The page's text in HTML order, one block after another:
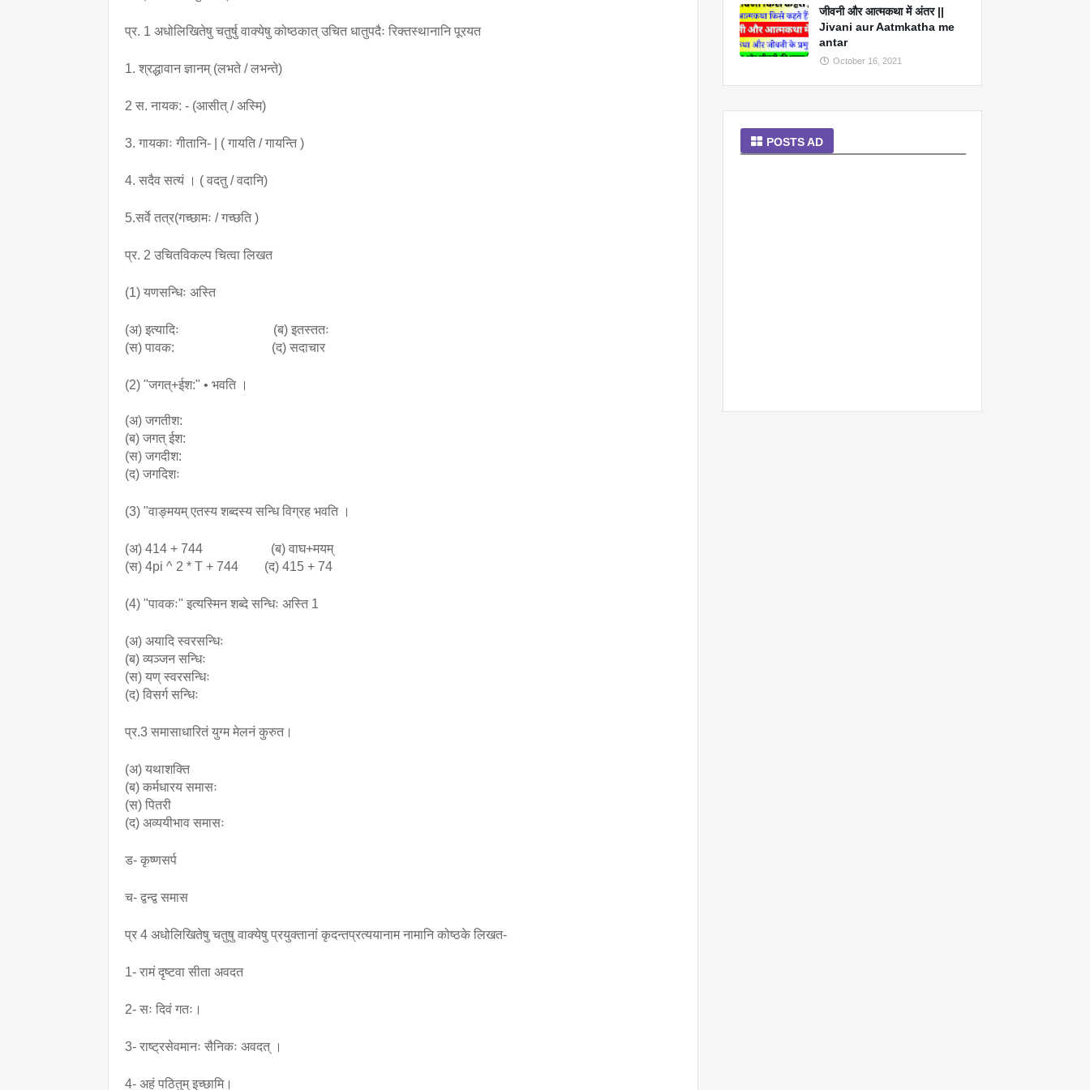
प्र. 1 अधोलिखितेषु चतुर्षु वाक्येषु कोष्ठकात् उचित धातुपदैः रिक्तस्थानानि पूरयत
1. श्रद्धावान ज्ञानम् (लभते / लभन्ते)
2 स. नायक: - (आसीत् / अस्मि)
3. गायकाः गीतानि- | ( गायति / गायन्ति )
4. सदैव सत्यं । ( वदतु / वदानि)
5.सर्वे तत्र(गच्छामः / गच्छति )
प्र. 2 उचितविकल्प चित्वा लिखत
(1) यणसन्धिः अस्ति
(अ) इत्यादिः                             (ब) इतस्ततः
(स) पावक:                              (द) सदाचार
(2) "जगत्+ईश:" • भवति ।
(अ) जगतीश:
(ब) जगत् ईश:
(स) जगदीश:
(द) जगदिशः
(3) "वाङ्मयम् एतस्य शब्दस्य सन्धि विग्रह भवति ।
(अ) 414 + 744                     ‌‌(ब) वाघ+मयम्
(स) 4pi ^ 2 * T + 744        (द) 415 + 74
(4) "पावकः" इत्यस्मिन शब्दे सन्धिः अस्ति 1
(अ) अयादि स्वरसन्धिः
(ब) व्यञ्जन सन्धिः
(स) यण् स्वरसन्धिः
(द) विसर्ग सन्धिः
प्र.3 समासाधारितं युग्म मेलनं कुरुत।
(अ) यथाशक्ति
(ब) कर्मधारय समासः
(स) पितरी
(द) अव्ययीभाव समासः
ड- कृष्णसर्प
च- द्वन्द्व समास
प्र 4 अधोलिखितेषु चतुषु वाक्येषु प्रयुक्तानां कृदन्तप्रत्ययानाम नामानि कोष्ठके लिखत-
1- रामं दृष्टवा सीता अवदत
2- सः दिवं गतः।
3- राष्ट्रसेवमानः सैनिकः अवदत् ।
4- अहं पठितुम् इच्छामि।
जीवनी और आत्मकथा में अंतर ||
Jivani aur Aatmkatha me
antar
October 16, 2021
POSTS AD